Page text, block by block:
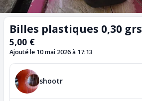
Billes plastiques 0,30 grs
5,00 €
Ajouté le 10 mai 2026 à 17:13
shootr